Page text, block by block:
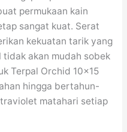
permukaan kain
sangat kuat. Serat
kekuatan tarik yang
akan mudah sobek
Terpal Orchid 10×15
hingga bertahun-
matahari setiap